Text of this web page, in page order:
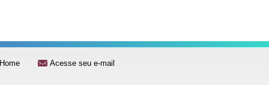
Home Acesse seu e-mail